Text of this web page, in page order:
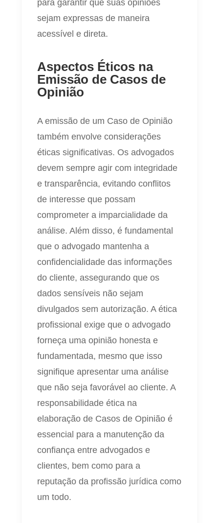
para garantir que suas opiniões
sejam expressas de maneira
acessível e direta.
Aspectos Éticos na
Emissão de Casos de
Opinião
A emissão de um Caso de Opinião
também envolve considerações
éticas significativas. Os advogados
devem sempre agir com integridade
e transparência, evitando conflitos
de interesse que possam
comprometer a imparcialidade da
análise. Além disso, é fundamental
que o advogado mantenha a
confidencialidade das informações
do cliente, assegurando que os
dados sensíveis não sejam
divulgados sem autorização. A ética
profissional exige que o advogado
forneça uma opinião honesta e
fundamentada, mesmo que isso
signifique apresentar uma análise
que não seja favorável ao cliente. A
responsabilidade ética na
elaboração de Casos de Opinião é
essencial para a manutenção da
confiança entre advogados e
clientes, bem como para a
reputação da profissão jurídica como
um todo.